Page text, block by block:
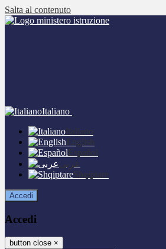
Salta al contenuto
Italiano
Italiano
English
Español
عربى
Shqiptare
Accedi
Accedi
button close ×